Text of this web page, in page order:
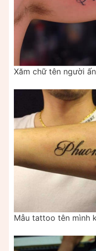
Xăm chữ tên người
Mẫu tattoo tên mình